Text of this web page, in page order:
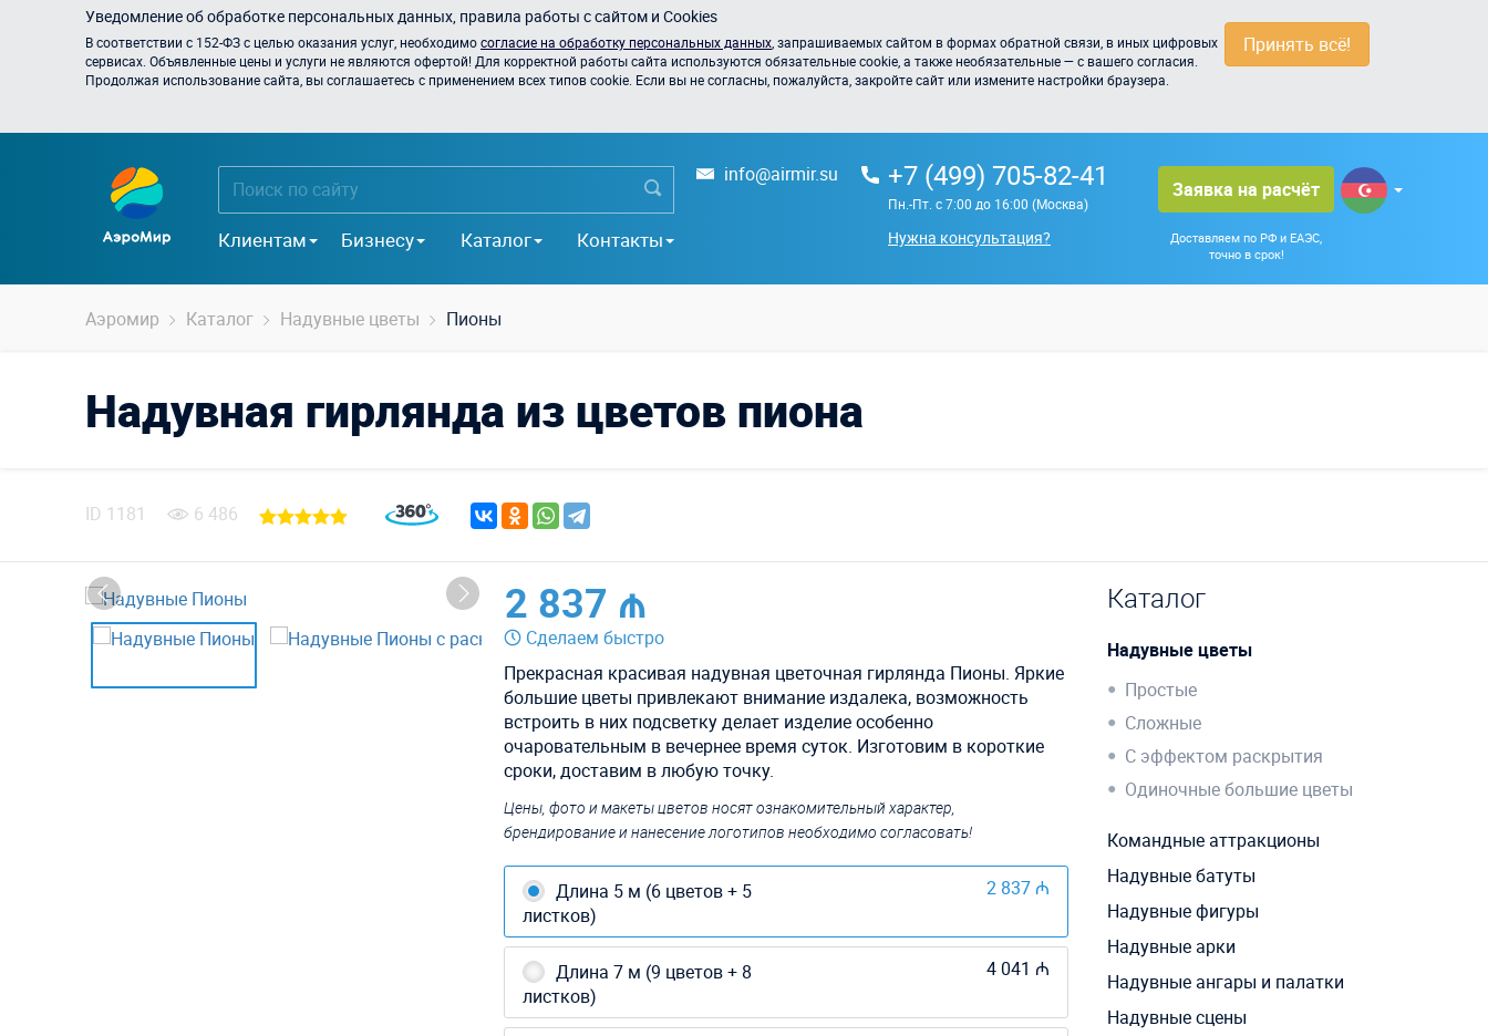
Принять всё!
Уведомление об обработке персональных данных, правила работы с сайтом и Cookies
В соответствии с 152-ФЗ с целью оказания услуг, необходимосогласие на обработку персональных данных , запрашиваемых сайтом в формах обратной связи, в иных цифровых
сервисах. Объявленные цены и услуги не являются офертой! Для корректной работы сайта используются обязательные cookie, а также необязательные — с вашего согласия.
Продолжая использование сайта, вы соглашаетесь с применением всех типов cookie. Если вы не согласны, пожалуйста, закройте сайт или измените настройки браузера.
Клиентам Бизнесу Каталог Контакты
info@airmir.su +7 (499) 705-82-41
Пн.-Пт. с 7:00 до 16:00 (Москва)
Нужна консультация?
Заявка на расчёт
Доставляем по РФ и ЕАЭС,
точно в срок!
Аэромир Каталог Надувные цветы Пионы
Надувная гирлянда из цветов пиона
ID 1181 6 486
2 837 ₼
Сделаем быстро
Прекрасная красивая надувная цветочная гирлянда Пионы. Яркие
большие цветы привлекают внимание издалека, возможность
встроить в них подсветку делает изделие особенно
очаровательным в вечернее время суток. Изготовим в короткие
сроки, доставим в любую точку.
Цены, фото и макеты цветов носят ознакомительный характер,
брендирование и нанесение логотипов необходимо согласовать!
Длина 5 м (6 цветов + 5
листков)
2 837 ₼
Длина 7 м (9 цветов + 8
листков)
4 041 ₼
Каталог
Надувные цветы
Простые
Сложные
С эффектом раскрытия
Одиночные большие цветы
Командные аттракционы
Надувные батуты
Надувные фигуры
Надувные арки
Надувные ангары и палатки
Надувные сцены